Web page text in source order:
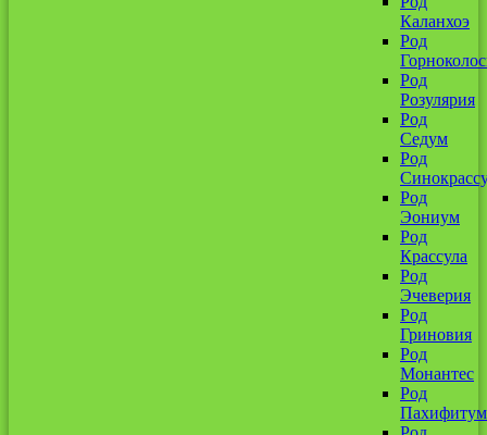
Каланхоэ
Род
Род
Розулярия
Род
Седум
Род
Род
Эониум
Род
Крассула
Род
Эчеверия
Род
Гриновия
Род
Монантес
Род
Пахифитум